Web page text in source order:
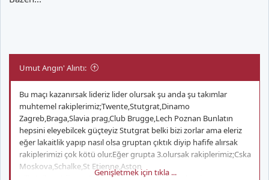
Umut Angın' Alıntı:
Bu maçı kazanırsak lideriz lider olursak şu anda şu takımlar
muhtemel rakiplerimiz;Twente,Stutgrat,Dinamo
Zagreb,Braga,Slavia prag,Club Brugge,Lech Poznan Bunlatın
hepsini eleyebilcek güçteyiz Stutgrat belki bizi zorlar ama eleriz
eğer lakaitlik yapıp nasıl olsa gruptan çıktık diyip hafife alırsak
rakiplerimizi çok kötü olur.Eğer grupta 3.olursak rakiplerimiz;Cska
Moskova,Schalke,St Etienne,Aston
Genişletmek için tıkla ...